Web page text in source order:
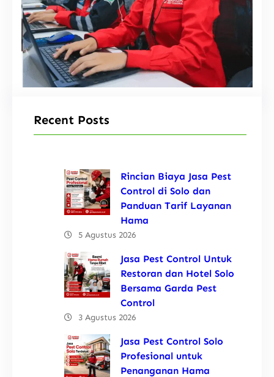
Recent Posts
Rincian Biaya Jasa Pest
Control di Solo dan
Panduan Tarif Layanan
Hama
5 Agustus 2026
Jasa Pest Control Untuk
Restoran dan Hotel Solo
Bersama Garda Pest
Control
3 Agustus 2026
Jasa Pest Control Solo
Profesional untuk
Penanganan Hama